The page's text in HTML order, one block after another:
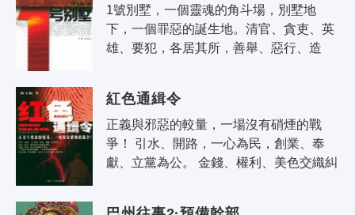
1號別墅，一個靈魂的角斗場，別墅地
下，一個罪惡的誕生地。清官、貪吏、英
雄、要犯，各居其所，善舉、惡行、造
紅色通緝令
正義與邪惡的較量，一場沒有硝煙的戰
爭！ 引水、開路，一心為民，創業、奉
獻、立黨為公。 金錢、權利、美色交織糾